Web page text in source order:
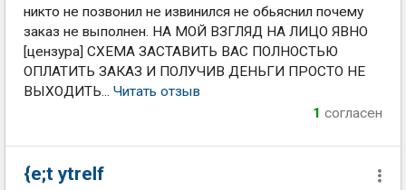
никто не позвонил не извинился не обьяснил почему
заказ не выполнен. НА МОЙ ВЗГЛЯД НА ЛИЦО ЯВНО
[цензура] СХЕМА ЗАСТАВИТЬ ВАС ПОЛНОСТЬЮ
ОПЛАТИТЬ ЗАКАЗ И ПОЛУЧИВ ДЕНЬГИ ПРОСТО НЕ
ВЫХОДИТЬ... Читать отзыв
1 согласен
{e;t ytrelf